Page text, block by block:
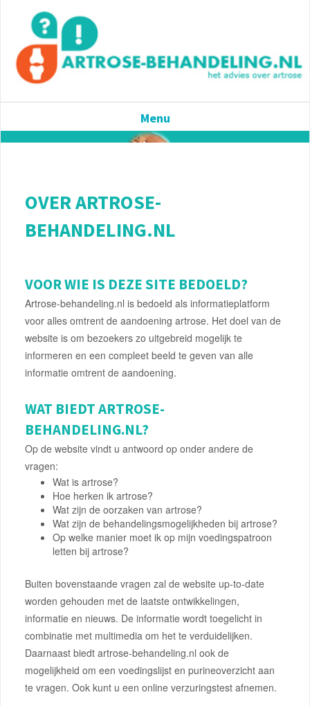
Menu
OVER ARTROSE-
BEHANDELING.NL
VOOR WIE IS DEZE SITE BEDOELD?
Artrose-behandeling.nl is bedoeld als informatieplatform
voor alles omtrent de aandoening artrose. Het doel van de
website is om bezoekers zo uitgebreid mogelijk te
informeren en een compleet beeld te geven van alle
informatie omtrent de aandoening.
WAT BIEDT ARTROSE-
BEHANDELING.NL?
Op de website vindt u antwoord op onder andere de
vragen:
Wat is artrose?
Hoe herken ik artrose?
Wat zijn de oorzaken van artrose?
Wat zijn de behandelingsmogelijkheden bij artrose?
Op welke manier moet ik op mijn voedingspatroon
letten bij artrose?
Buiten bovenstaande vragen zal de website up-to-date
worden gehouden met de laatste ontwikkelingen,
informatie en nieuws. De informatie wordt toegelicht in
combinatie met multimedia om het te verduidelijken.
Daarnaast biedt artrose-behandeling.nl ook de
mogelijkheid om een voedingslijst en purineoverzicht aan
te vragen. Ook kunt u een online verzuringstest afnemen.